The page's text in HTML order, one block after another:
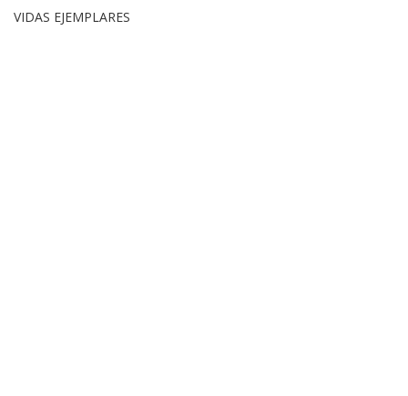
VIDAS EJEMPLARES